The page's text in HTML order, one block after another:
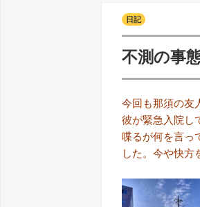
日記
不測の事
今回も那須の友
彼が緊急入院し
喋るが何を言っ
した。今や快方